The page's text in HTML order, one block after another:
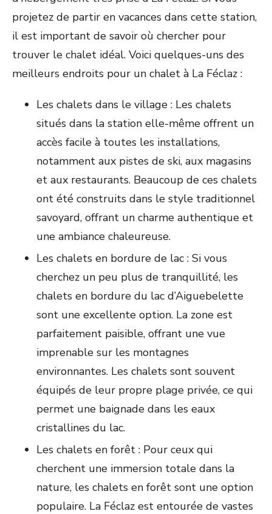
projetez de partir en vacances dans cette station,
il est important de savoir où chercher pour
trouver le chalet idéal. Voici quelques-uns des
meilleurs endroits pour un chalet à La Féclaz :
Les chalets dans le village : Les chalets
situés dans la station elle-même offrent un
accès facile à toutes les installations,
notamment aux pistes de ski, aux magasins
et aux restaurants. Beaucoup de ces chalets
ont été construits dans le style traditionnel
savoyard, offrant un charme authentique et
une ambiance chaleureuse.
Les chalets en bordure de lac : Si vous
cherchez un peu plus de tranquillité, les
chalets en bordure du lac d’Aiguebelette
sont une excellente option. La zone est
parfaitement paisible, offrant une vue
imprenable sur les montagnes
environnantes. Les chalets sont souvent
équipés de leur propre plage privée, ce qui
permet une baignade dans les eaux
cristallines du lac.
Les chalets en forêt : Pour ceux qui
cherchent une immersion totale dans la
nature, les chalets en forêt sont une option
populaire. La Féclaz est entourée de vastes